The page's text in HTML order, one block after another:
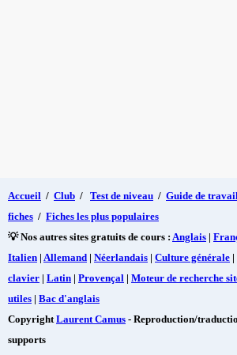
Accueil / Club / Test de niveau / Guide de travail
fiches / Fiches les plus populaires
💡 Nos autres sites gratuits de cours : Anglais |
Italien | Allemand | Néerlandais | Culture générale |
clavier | Latin | Provençal | Moteur de recherche
utiles | Bac d'anglais
Copyright Laurent Camus - Reproduction/
supports